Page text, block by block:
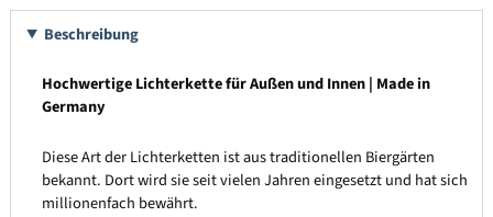
Beschreibung
Hochwertige Lichterkette für Außen und Innen | Made in
Germany
Diese Art der Lichterketten ist aus traditionellen Biergärten
bekannt. Dort wird sie seit vielen Jahren eingesetzt und hat sich
millionenfach bewährt.